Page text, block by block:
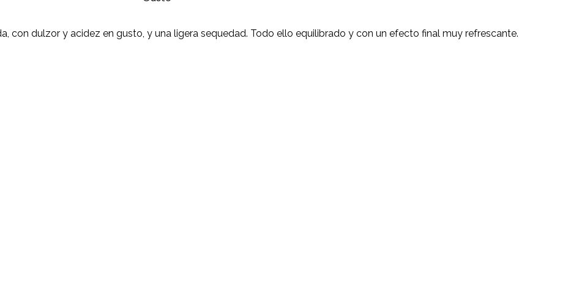
con dulzor y acidez en gusto, y una ligera sequedad. Todo ello equilibrado y con un efecto final muy refrescante.